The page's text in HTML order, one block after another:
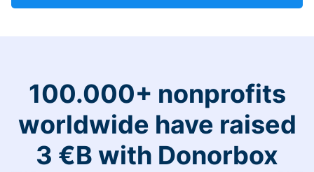
100.000+ nonprofits
worldwide have raised
3 €B with Donorbox